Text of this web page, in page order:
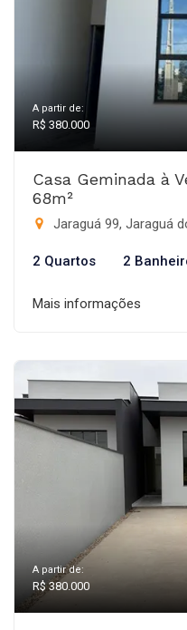
A partir de:
R$ 380.000
Casa Geminada à
68m²
Jaraguá 99, Jaraguá
2 Quartos 2
Mais informações
A partir de:
R$ 380.000